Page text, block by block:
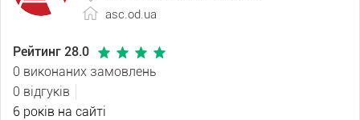
asc.od.ua
Рейтинг 28.0
0 виконаних замовлень
0 відгуків
6 років на сайті